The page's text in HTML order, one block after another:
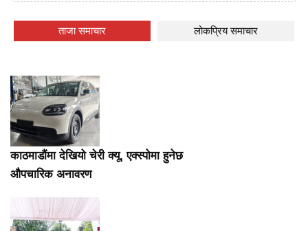
ताजा समाचार लोकप्रिय समाचार
काठमाडौंमा देखियो चेरी क्यू, एक्स्पोमा हुनेछ
औपचारिक अनावरण